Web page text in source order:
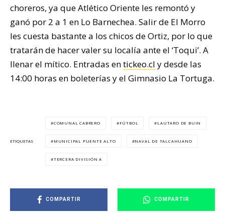
choreros, ya que Atlético Oriente les remontó y
ganó por 2 a 1 en Lo Barnechea. Salir de El Morro
les cuesta bastante a los chicos de Ortiz, por lo que
tratarán de hacer valer su localía ante el ‘Toqui’. A
llenar el mítico. Entradas entickeo.cl y desde las
14:00 horas en boleterías y el Gimnasio La Tortuga.
ETIQUETAS
COMUNAL CABRERO FÚTBOL LAUTARO DE BUIN
MUNICIPAL PUENTE ALTO NAVAL DE TALCAHUANO
TERCERA DIVISIÓN A
COMPARTIR COMPARTIR